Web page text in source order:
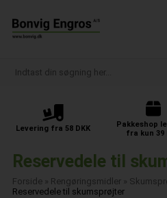
Levering fra 58 DKK
Pakkeshop
fra kun 39
Reservedele til
Forside» Rengøringsmidler»
Reservedele til skumsprøjter